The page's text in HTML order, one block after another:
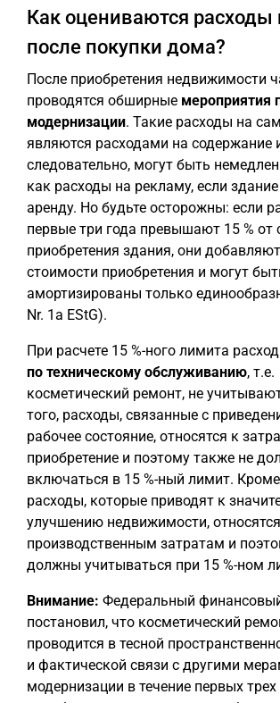
Как оцениваются расходы
после покупки дома?
После приобретения недвижимости
проводятся обширные мероприятия
модернизации. Такие расходы на
являются расходами на содержание
следовательно, могут быть
как расходы на рекламу, если
аренду. Но будьте осторожны: если
первые три года превышают 15 % от
приобретения здания, они
стоимости приобретения и могут
амортизированы только
Nr. 1a EStG).
При расчете 15 %-ного лимита
по техническому обслуживанию, т.е.
косметический ремонт, не
того, расходы, связанные с
рабочее состояние, относятся к
приобретение и поэтому также не
включаться в 15 %-ный лимит. Кроме
расходы, которые приводят к
улучшению недвижимости,
производственным затратам и
должны учитываться при 15 %-ном
Внимание: Федеральный
постановил, что косметический
проводится в тесной
и фактической связи с другими
модернизации в течение первых трех